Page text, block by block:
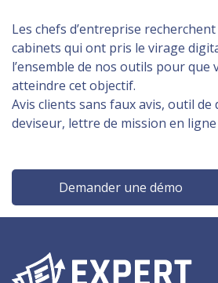
Les chefs d’entreprise
cabinets qui ont pris le virage
l’ensemble de nos outils pour que
atteindre cet objectif.
Avis clients sans faux avis, outil
deviseur, lettre de mission en ligne
Demander une démo